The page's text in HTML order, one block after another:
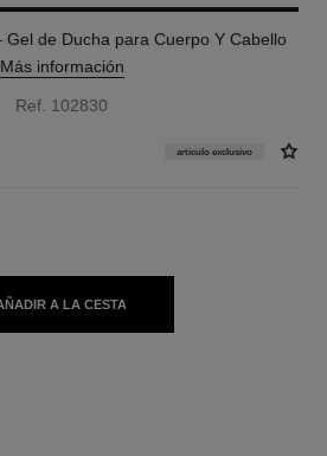
Gel de Ducha para Cuerpo Y Cabello
Más información
Ref. 102830
artículo exclusivo
A LA CESTA